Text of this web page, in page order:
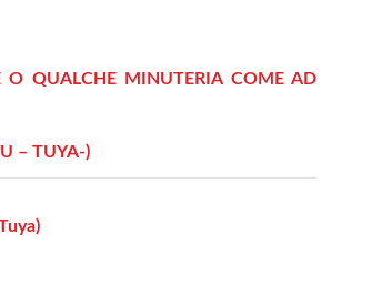
O QUALCHE MINUTERIA COME AD
– TUYA-)